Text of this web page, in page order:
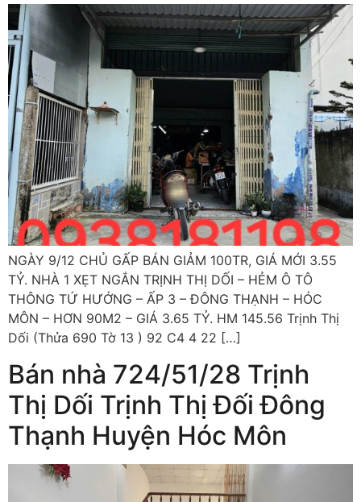
NGÀY 9/12 CHỦ GẤP BÁN GIẢM 100TR, GIÁ MỚI 3.55
TỶ. NHÀ 1 XẸT NGẮN TRỊNH THỊ DỐI – HẺM Ô TÔ
THÔNG TỨ HƯỚNG – ẤP 3 – ĐÔNG THẠNH – HÓC
MÔN – HƠN 90M2 – GIÁ 3.65 TỶ. HM 145.56 Trịnh Thị
Dối (Thửa 690 Tờ 13 ) 92 C4 4 22 […]
Bán nhà 724/51/28 Trịnh
Thị Dối Trịnh Thị Đối Đông
Thạnh Huyện Hóc Môn